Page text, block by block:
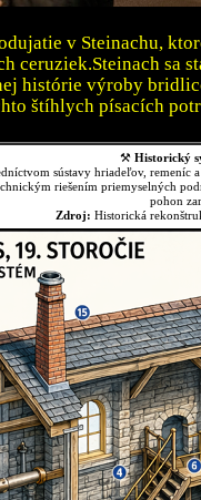
v Steinachu,
ceruziek.Steinach sa
histórie výroby
štíhlych písacích
⚒Historický
sústavy hriadeľov,
riešením priemyselných
pohon
Zdroj: Historická